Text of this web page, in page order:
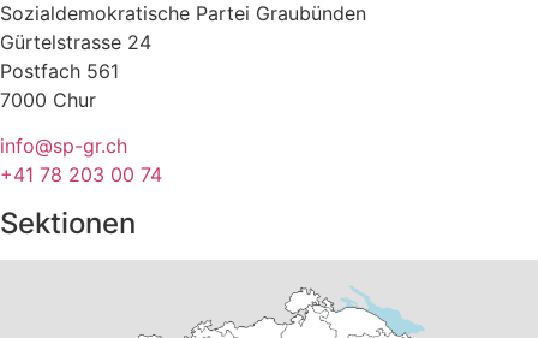
Sozialdemokratische Partei Graubünden
Gürtelstrasse 24
Postfach 561
7000 Chur
info@sp-gr.ch
+41 78 203 00 74
Sektionen